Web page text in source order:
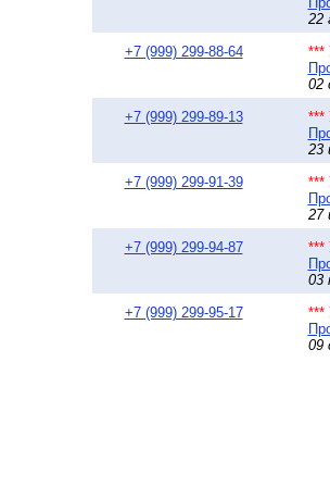
22
+7 (999) 299-88-64
***
02
+7 (999) 299-89-13
***
23
+7 (999) 299-91-39
***
27
+7 (999) 299-94-87
***
03
+7 (999) 299-95-17
***
09